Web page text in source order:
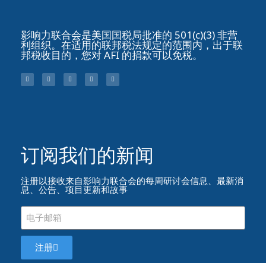
影响力联合会是美国国税局批准的 501(c)(3) 非营
利组织。在适用的联邦税法规定的范围内，出于联
邦税收目的，您对 AFI 的捐款可以免税。
订阅我们的新闻​
注册以接收来自影响力联合会的每周研讨会信息、最新消
息、公告、项目更新和故事
注册